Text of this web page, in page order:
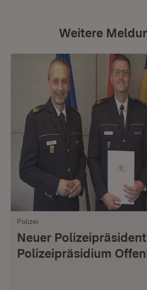
Weitere
Polizei
Neuer
Polizeipräsidium